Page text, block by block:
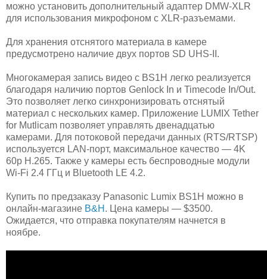
можно установить дополнительный адаптер DMW-XLR
для использования микрофоном с XLR-разъемами.
Для хранения отснятого материала в камере
предусмотрено наличие двух портов SD UHS-II.
Многокамерая запись видео с BS1H легко реализуется
благодаря наличию портов Genlock In и Timecode In/Out.
Это позволяет легко синхронизировать отснятый
материал с нескольких камер. Приложение LUMIX Tether
for Mutlicam позволяет управлять двенадцатью
камерами. Для потоковой передачи данных (RTS/RTSP)
используется LAN-порт, максимальное качество — 4K
60p H.265. Также у камеры есть беспроводные модули
Wi-Fi 2.4 ГГц и Bluetooth LE 4.2.
Купить по предзаказу Panasonic Lumix BS1H можно в
онлайн-магазине B&H . Цена камеры — $3500.
Ожидается, что отправка покупателям начнется в
ноябре.